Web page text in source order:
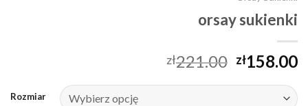
orsay sukienki
zł221.00 zł158.00
Rozmiar